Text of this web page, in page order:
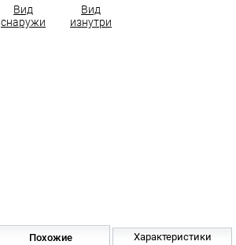
Вид
снаружи
Вид
изнутри
Похожие Характеристики